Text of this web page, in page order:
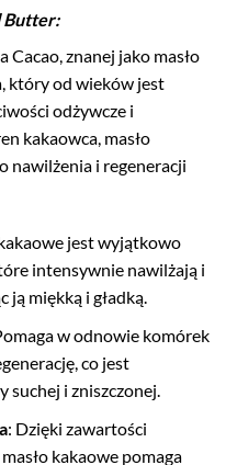
Butter:
znanej jako masło
który od wieków jest
odżywcze i
kakaowca, masło
nawilżenia i regeneracji
jest wyjątkowo
intensywnie nawilżają i
ją miękką i gładką.
w odnowie komórek
co jest
suchej i zniszczonej.
: Dzięki zawartości
kakaowe pomaga